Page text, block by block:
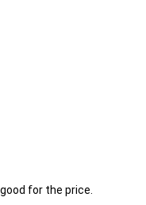
for the price.